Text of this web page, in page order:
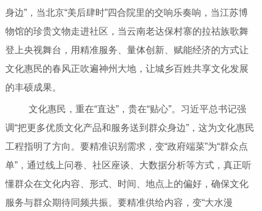
身边”，当北京“美后肆时”四合院里的交响乐奏响，当江苏博
物馆的珍贵文物走进社区，当云南老达保村寨的拉祜族歌舞
登上央视舞台，用精准服务、量体创新、赋能经济的方式让
文化惠民的春风正吹遍神州大地，让城乡百姓共享文化发展
的丰硕成果。
文化惠民，重在“直达”，贵在“贴心”。习近平总书记强
调“把更多优质文化产品和服务送到群众身边”，这为文化惠民
工程指明了方向。要精准识别需求，变“政府端菜”为“群众点
单”，通过线上问卷、社区座谈、大数据分析等方式，真正听
懂群众在文化内容、形式、时间、地点上的偏好，确保文化
服务与群众期待同频共振。要精准供给内容，变“大水漫